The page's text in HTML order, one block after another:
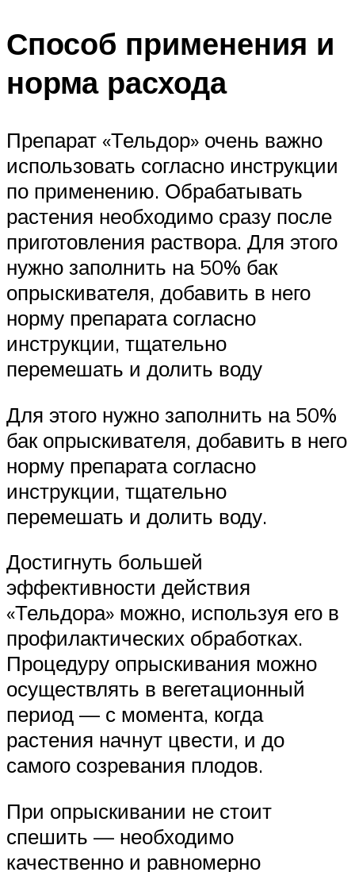
Способ применения и
норма расхода
Препарат «Тельдор» очень важно
использовать согласно инструкции
по применению. Обрабатывать
растения необходимо сразу после
приготовления раствора. Для этого
нужно заполнить на 50% бак
опрыскивателя, добавить в него
норму препарата согласно
инструкции, тщательно
перемешать и долить воду
Для этого нужно заполнить на 50%
бак опрыскивателя, добавить в него
норму препарата согласно
инструкции, тщательно
перемешать и долить воду.
Достигнуть большей
эффективности действия
«Тельдора» можно, используя его в
профилактических обработках.
Процедуру опрыскивания можно
осуществлять в вегетационный
период — с момента, когда
растения начнут цвести, и до
самого созревания плодов.
При опрыскивании не стоит
спешить — необходимо
качественно и равномерно